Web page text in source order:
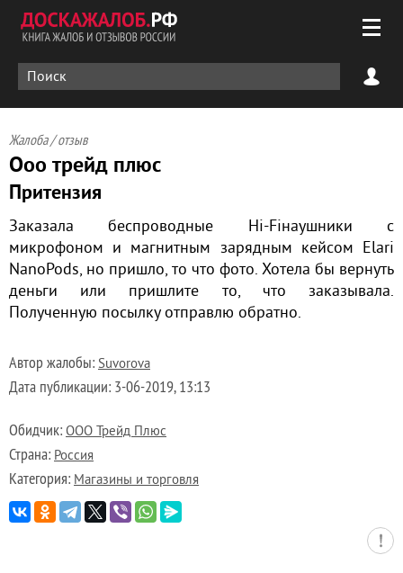
Жалоба / отзыв
Ооо трейд плюс
Притензия
Заказала беспроводные Hi-Fiнаушники с
микрофоном и магнитным зарядным кейсом Elari
NanoPods, но пришло, то что фото. Хотела бы вернуть
деньги или пришлите то, что заказывала.
Полученную посылку отправлю обратно.
Автор жалобы: Suvorova
Дата публикации: 3-06-2019, 13:13
Обидчик: ООО Трейд Плюс
Страна: Россия
Категория: Магазины и торговля